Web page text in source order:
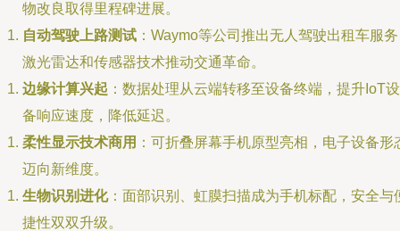
物改良取得里程碑进展。
自动驾驶上路测试 ：Waymo等公司推出无人驾驶出租车服
激光雷达和传感器技术推动交通革命。
边缘计算兴起 ：数据处理从云端转移至设备终端，提升IoT设
备响应速度，降低延迟。
柔性显示技术商用 ：可折叠屏幕手机原型亮相，电子设备形
迈向新维度。
生物识别进化：面部识别、虹膜扫描成为手机标配，安全与
捷性双双升级。